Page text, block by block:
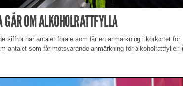
GÅR OM ALKOHOLRATTFYLLA
siffror har antalet förare som får en anmärkning i körkortet för
antalet som får motsvarande anmärkning för alkoholrattfylleri i